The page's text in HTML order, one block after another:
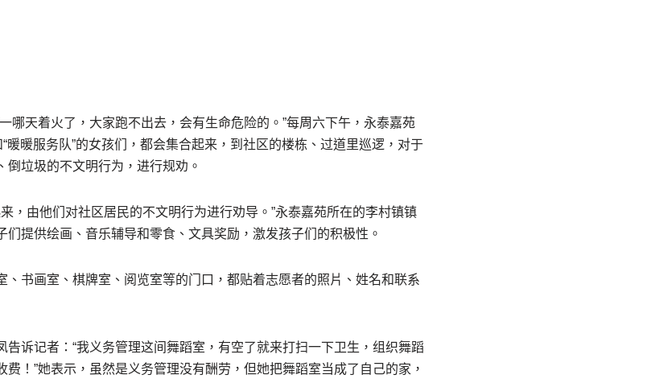
哪天着火了，大家跑不出去，会有生命危险的。”每周六下午，永泰嘉苑
暖暖服务队”的女孩们，都会集合起来，到社区的楼栋、过道里巡逻，对于
垃圾的不文明行为，进行规劝。
，由他们对社区居民的不文明行为进行劝导。”永泰嘉苑所在的李村镇镇
提供绘画、音乐辅导和零食、文具奖励，激发孩子们的积极性。
、书画室、棋牌室、阅览室等的门口，都贴着志愿者的照片、姓名和联系
诉记者：“我义务管理这间舞蹈室，有空了就来打扫一下卫生，组织舞蹈
！”她表示，虽然是义务管理没有酬劳，但她把舞蹈室当成了自己的家，